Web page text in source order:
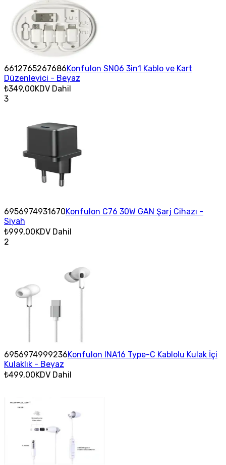
6612765267686Konfulon SN06 3in1 Kablo ve Kart
Düzenleyici - Beyaz
₺349,00KDV Dahil
3
6956974931670Konfulon C76 30W GAN Şarj Cihazı -
Siyah
₺999,00KDV Dahil
2
6956974999236Konfulon INA16 Type-C Kablolu Kulak İçi
Kulaklık - Beyaz
₺499,00KDV Dahil